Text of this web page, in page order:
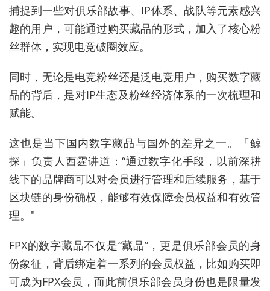
捕捉到一些对俱乐部故事、IP体系、战队等元素感兴
趣的用户，可能通过购买藏品的形式，加入了核心粉
丝群体，实现电竞破圈效应。
同时，无论是电竞粉丝还是泛电竞用户，购买数字藏
品的背后，是对IP生态及粉丝经济体系的一次梳理和
赋能。
这也是当下国内数字藏品与国外的差异之一。「鲸
探」负责人西霆讲道：“通过数字化手段，以前深耕
线下的品牌商可以对会员进行管理和后续服务，基于
区块链的身份确权，能够有效保障会员权益和有效管
理。"
FPX的数字藏品不仅是“藏品”，更是俱乐部会员的身
份象征，背后绑定着一系列的会员权益，比如购买即
可成为FPX会员，而此前俱乐部会员身份也是限量发